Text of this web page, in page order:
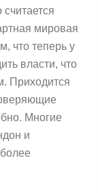
мировая
что теперь у
власти, что
Приходится
Многие
и